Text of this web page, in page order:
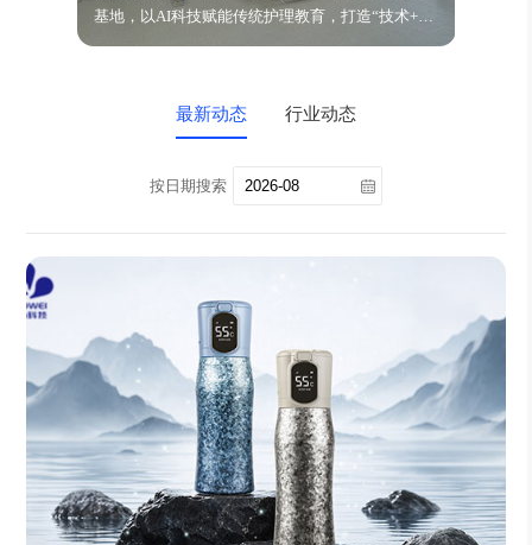
基地，以AI科技赋能传统护理教育，打造“技术+人
最新动态 行业动态
按日期搜索